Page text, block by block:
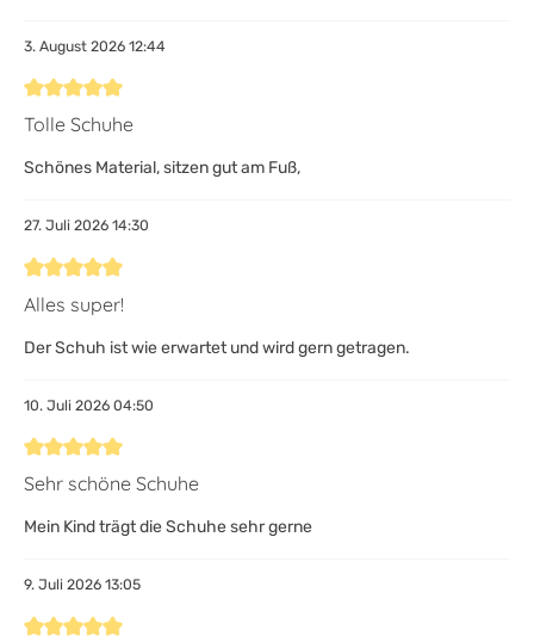
3. August 2026 12:44
Bewertung mit 5 von 5 Sternen
Tolle Schuhe
Schönes Material, sitzen gut am Fuß,
27. Juli 2026 14:30
Bewertung mit 5 von 5 Sternen
Alles super!
Der Schuh ist wie erwartet und wird gern getragen.
10. Juli 2026 04:50
Bewertung mit 5 von 5 Sternen
Sehr schöne Schuhe
Mein Kind trägt die Schuhe sehr gerne
9. Juli 2026 13:05